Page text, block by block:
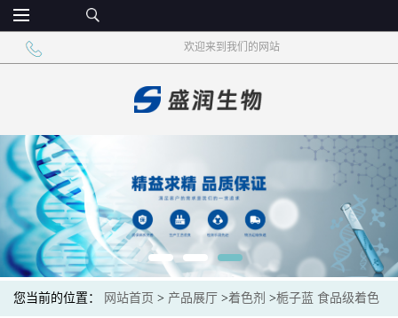
欢迎来到我们的网站
您当前的位置： 网站首页 > 产品展厅 >着色剂 >栀子蓝 食品级着色